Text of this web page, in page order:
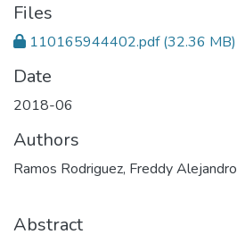
Files
110165944402.pdf(32.36 MB)
Date
2018-06
Authors
Ramos Rodriguez, Freddy Alejandro
Abstract